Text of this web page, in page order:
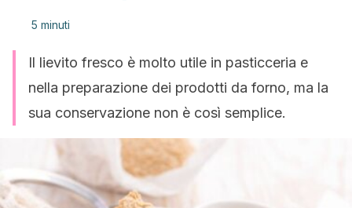
5 minuti
Il lievito fresco è molto utile in pasticceria e
nella preparazione dei prodotti da forno, ma la
sua conservazione non è così semplice.